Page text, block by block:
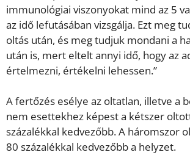
immunológiai viszonyokat mind az 5
az idő lefutásában vizsgálja. Ezt meg
oltás után, és meg tudjuk mondani a
után is, mert eltelt annyi idő, hogy az
értelmezni, értékelni lehessen.”
A fertőzés esélye az oltatlan, illetve a
nem esettekhez képest a kétszer
százalékkal kedvezőbb. A háromszor
80 százalékkal kedvezőbb a helyzet.